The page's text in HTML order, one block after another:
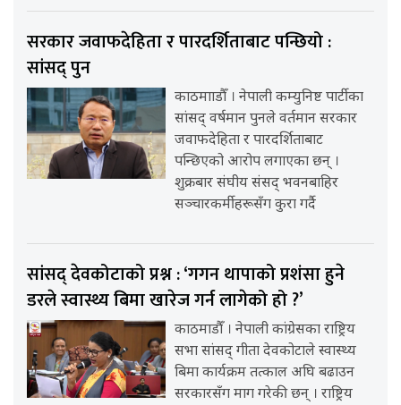
सरकार जवाफदेहिता र पारदर्शिताबाट पन्छियो :
सांसद् पुन
काठमााडौँ । नेपाली कम्युनिष्ट पार्टीका
सांसद् वर्षमान पुनले वर्तमान सरकार
जवाफदेहिता र पारदर्शिताबाट
पन्छिएको आरोप लगाएका छन् ।
शुक्रबार संघीय संसद् भवनबाहिर
सञ्चारकर्मीहरूसँग कुरा गर्दै
सांसद् देवकोटाको प्रश्न : ‘गगन थापाको प्रशंसा हुने
डरले स्वास्थ्य बिमा खारेज गर्न लागेको हो ?’
काठमाडौँ । नेपाली कांग्रेसका राष्ट्रिय
सभा सांसद् गीता देवकोटाले स्वास्थ्य
बिमा कार्यक्रम तत्काल अघि बढाउन
सरकारसँग माग गरेकी छन् । राष्ट्रिय